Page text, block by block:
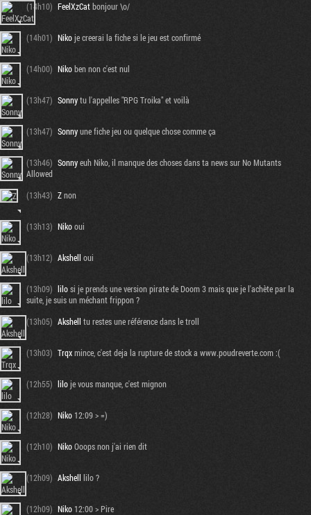
(14h10) FeelXzCatbonjour \o/
(14h01) Nikoje creerai la fiche si le jeu est confirmé
(14h00) Nikoben non c'est nul
(13h47) Sonnytu l'appelles "RPG Troika" et voilà
(13h47) Sonnyune fiche jeu ou quelque chose comme ça
(13h46) Sonnyeuh Niko, il manque des choses dans ta news sur No Mutants
Allowed
(13h43) Znon
(13h13) Nikooui
(13h12) Akshell oui
(13h09) lilosi je prends une version pirate de Doom 3 mais que je l'achète par la
suite, je suis un méchant frippon ?
(13h05) Akshell tu restes une référence dans le troll
(13h03) Trqxmince, c'est deja la rupture de stock a www.poudreverte.com :(
(12h55) liloje vous manque, c'est mignon
(12h28) Niko12:09 > =)
(12h10) NikoOoops non j'ai rien dit
(12h09) Akshell lilo ?
(12h09) Niko12:00 > Pire